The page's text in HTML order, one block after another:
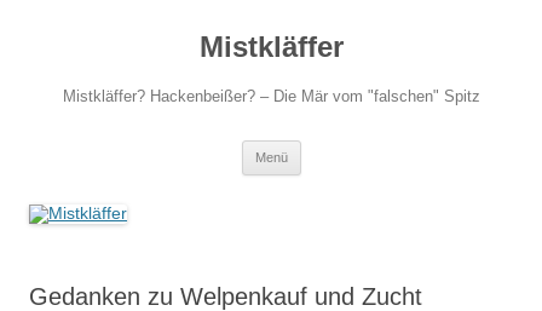
Mistkläffer
Mistkläffer? Hackenbeißer? – Die Mär vom "falschen" Spitz
Menü
Gedanken zu Welpenkauf und Zucht